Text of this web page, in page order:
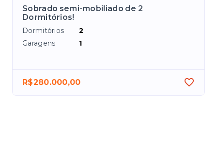
Sobrado semi-mobiliado de 2
Dormitórios!
Dormitórios
2
Garagens
1
R$280.000,00